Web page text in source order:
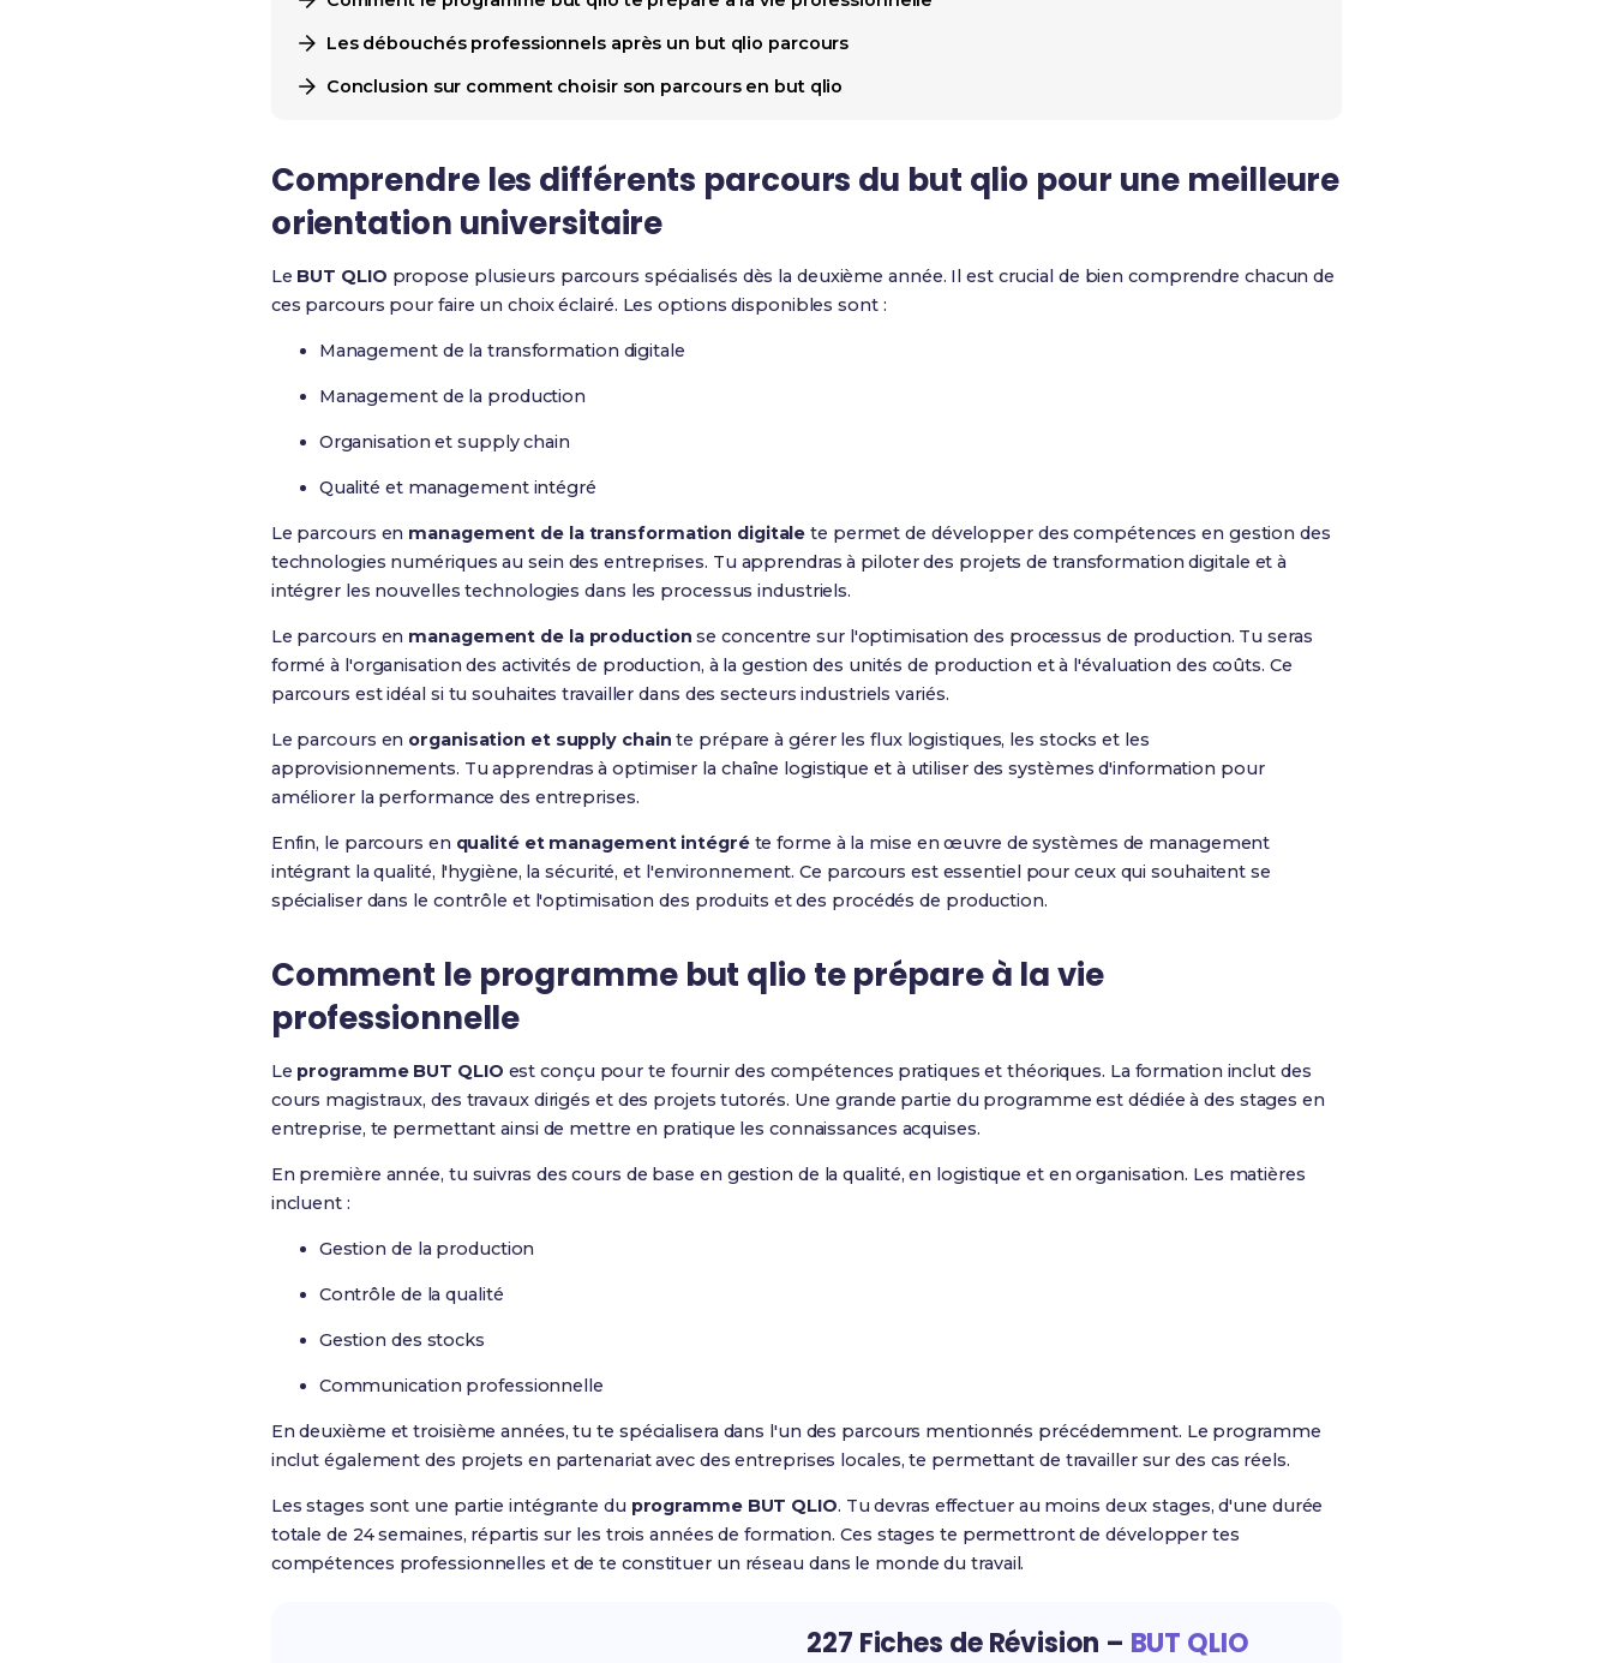
Les débouchés professionnels après un but qlio parcours
Conclusion sur comment choisir son parcours en but qlio
Comprendre les différents parcours du but qlio pour une meilleure
orientation universitaire
Le BUT QLIO propose plusieurs parcours spécialisés dès la deuxième année. Il est crucial de bien comprendre chacun de
ces parcours pour faire un choix éclairé. Les options disponibles sont :
Management de la transformation digitale
Management de la production
Organisation et supply chain
Qualité et management intégré
Le parcours en management de la transformation digitale te permet de développer des compétences en gestion des
technologies numériques au sein des entreprises. Tu apprendras à piloter des projets de transformation digitale et à
intégrer les nouvelles technologies dans les processus industriels.
Le parcours en management de la production se concentre sur l'optimisation des processus de production. Tu seras
formé à l'organisation des activités de production, à la gestion des unités de production et à l'évaluation des coûts. Ce
parcours est idéal si tu souhaites travailler dans des secteurs industriels variés.
Le parcours en organisation et supply chain te prépare à gérer les flux logistiques, les stocks et les
approvisionnements. Tu apprendras à optimiser la chaîne logistique et à utiliser des systèmes d'information pour
améliorer la performance des entreprises.
Enfin, le parcours en qualité et management intégréte forme à la mise en œuvre de systèmes de management
intégrant la qualité, l'hygiène, la sécurité, et l'environnement. Ce parcours est essentiel pour ceux qui souhaitent se
spécialiser dans le contrôle et l'optimisation des produits et des procédés de production.
Comment le programme but qlio te prépare à la vie
professionnelle
Le programme BUT QLIO est conçu pour te fournir des compétences pratiques et théoriques. La formation inclut des
cours magistraux, des travaux dirigés et des projets tutorés. Une grande partie du programme est dédiée à des stages en
entreprise, te permettant ainsi de mettre en pratique les connaissances acquises.
En première année, tu suivras des cours de base en gestion de la qualité, en logistique et en organisation. Les matières
incluent :
Gestion de la production
Contrôle de la qualité
Gestion des stocks
Communication professionnelle
En deuxième et troisième années, tu te spécialisera dans l'un des parcours mentionnés précédemment. Le programme
inclut également des projets en partenariat avec des entreprises locales, te permettant de travailler sur des cas réels.
Les stages sont une partie intégrante du programme BUT QLIO. Tu devras effectuer au moins deux stages, d'une durée
totale de 24 semaines, répartis sur les trois années de formation. Ces stages te permettront de développer tes
compétences professionnelles et de te constituer un réseau dans le monde du travail.
227 Fiches de Révision – BUT QLIO